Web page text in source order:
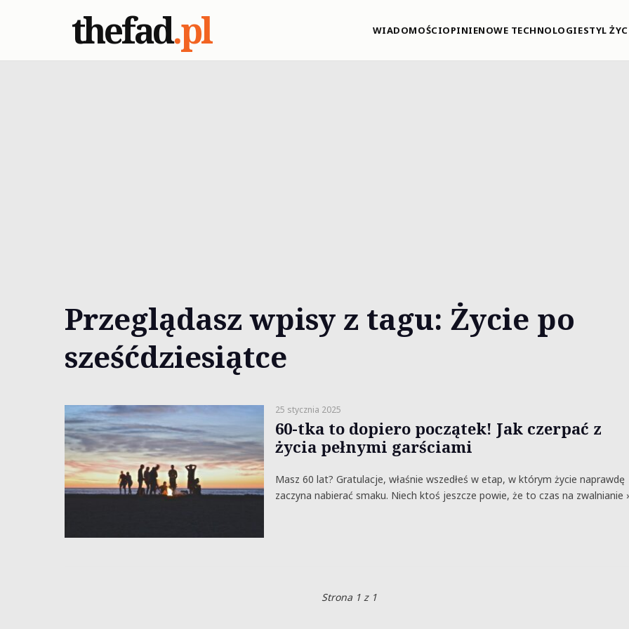
thefad.pl WIADOMOŚCIOPINIENOWE TECHNOLOGIESTYL
Przeglądasz wpisy z tagu: Życie po
sześćdziesiątce
25 stycznia 2025
60-tka to dopiero początek! Jak czerpać z
życia pełnymi garściami
Masz 60 lat? Gratulacje, właśnie wszedłeś w etap, w którym życie naprawdę
zaczyna nabierać smaku. Niech ktoś jeszcze powie, że to czas na zwalnianie
Strona 1 z 1